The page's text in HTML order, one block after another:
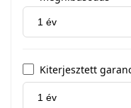
Kiterjesztett